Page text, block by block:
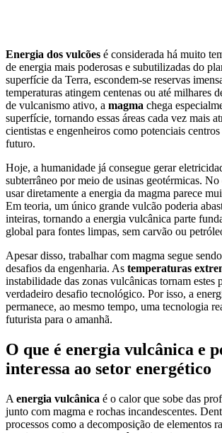
Energia dos vulcões é considerada há muito
de energia mais poderosas e subutilizadas do
superfície da Terra, escondem-se reservas
temperaturas atingem centenas ou até milhares
de vulcanismo ativo, a magma chega
superfície, tornando essas áreas cada vez mais
cientistas e engenheiros como potenciais
futuro.
Hoje, a humanidade já consegue gerar
subterrâneo por meio de usinas geotérmicas.
usar diretamente a energia da magma parece
Em teoria, um único grande vulcão poderia
inteiras, tornando a energia vulcânica parte
global para fontes limpas, sem carvão ou
Apesar disso, trabalhar com magma segue
desafios da engenharia. As temperaturas
instabilidade das zonas vulcânicas tornam estes
verdadeiro desafio tecnológico. Por isso, a
permanece, ao mesmo tempo, uma tecnologia
futurista para o amanhã.
O que é energia vulcânica e
interessa ao setor energético
A energia vulcânica é o calor que sobe das
junto com magma e rochas incandescentes.
processos como a decomposição de elementos